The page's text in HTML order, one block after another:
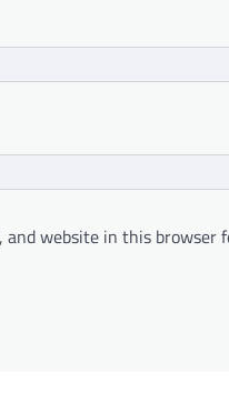
and website in this browser